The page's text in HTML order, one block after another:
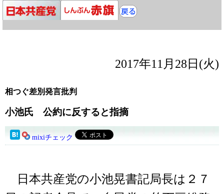
2017年11月28日(火)
相つぐ差別発言批判
小池氏 公約に反すると指摘
mixiチェック
日本共産党の小池晃書記局長は２７